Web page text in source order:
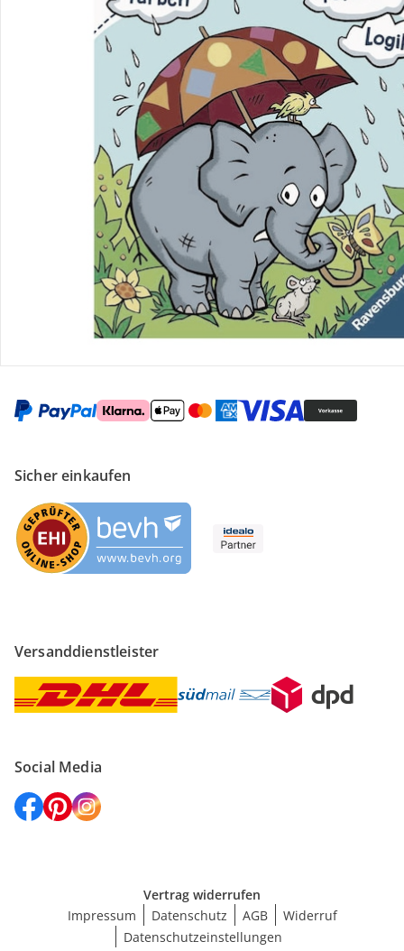
Retoure & Reklamation
Gutscheine & Aktionen
Kontakt & Service
Filialen & Beratung
Unternehmen
Sicher einkaufen
Versanddienstleister
Social Media
Vertrag widerrufen
Impressum
Datenschutz AGB
Widerruf
Datenschutzeinstellungen